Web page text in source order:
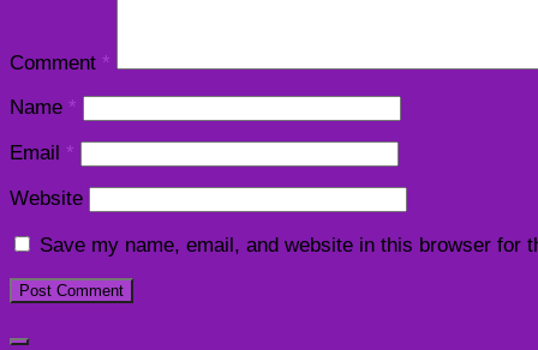
Comment *
Name *
Email *
Website
Save my name, email, and website in this browser for